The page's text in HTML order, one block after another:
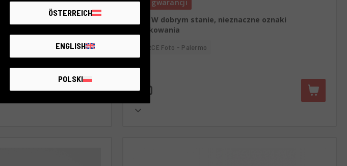
rok gwarancji
Stan:W dobrym stanie, nieznaczne oznaki
użytkowania
RCE Foto - Palermo
€70
ÖSTERREICH
ENGLISH
POLSKI